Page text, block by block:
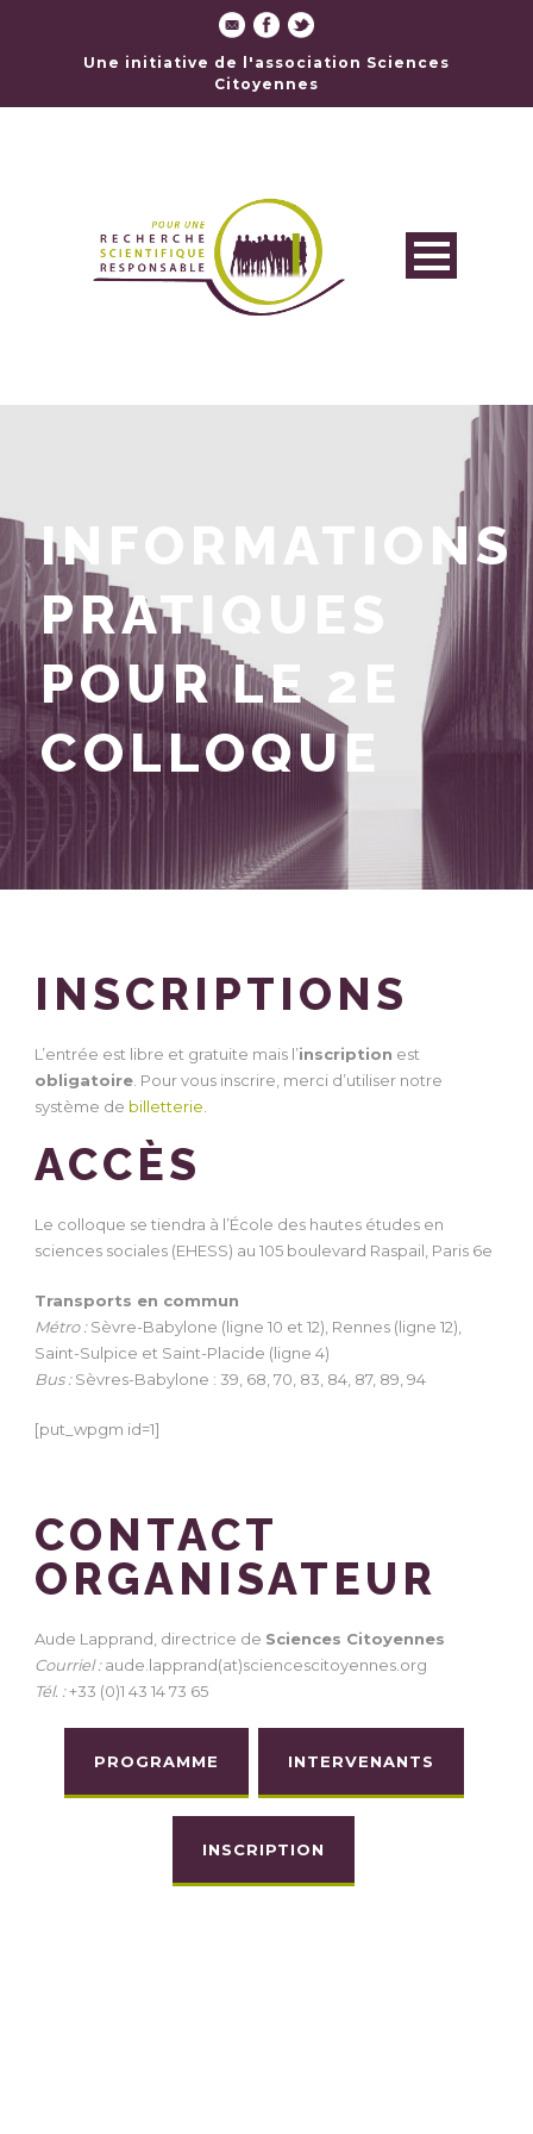
Une initiative de l'association Sciences
Citoyennes
INFORMATIONS
PRATIQUES
POUR LE 2E
COLLOQUE
INSCRIPTIONS
L’entrée est libre et gratuite mais l’inscription est
obligatoire . Pour vous inscrire, merci d’utiliser notre
système de billetterie
ACCÈS
Le colloque se tiendra à l’École des hautes études en
sciences sociales (EHESS) au 105 boulevard Raspail, Paris 6e
Transports en commun
Métro :Sèvre-Babylone (ligne 10 et 12), Rennes (ligne 12),
Saint-Sulpice et Saint-Placide (ligne 4)
Bus :Sèvres-Babylone : 39, 68, 70, 83, 84, 87, 89, 94
[put_wpgm id=1]
CONTACT
ORGANISATEUR
Aude Lapprand, directrice de Sciences Citoyennes
Courriel :aude.lapprand(at)sciencescitoyennes.org
Tél. :+33 (0)1 43 14 73 65
PROGRAMME INTERVENANTS
INSCRIPTION